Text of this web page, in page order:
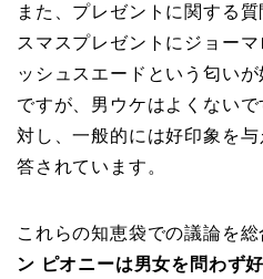
また、プレゼントに関する
スマスプレゼントにジョー
ッシュスエードという匂い
ですが、男ウケはよくない
対し、一般的には好印象を
答されています。
これらの知恵袋での議論を総
ン ピオニーは男女を問わず